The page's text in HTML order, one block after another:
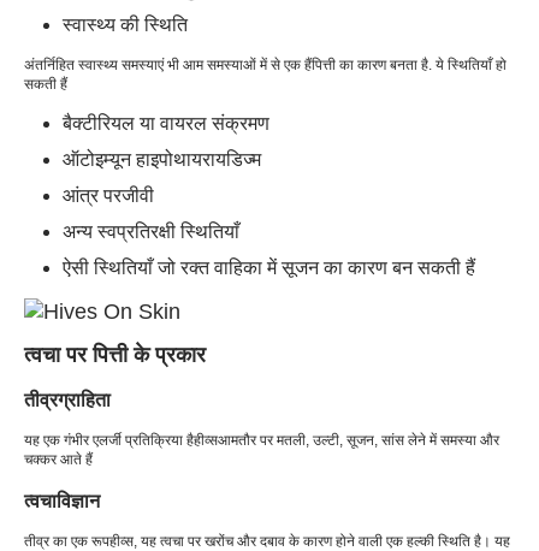
स्वास्थ्य की स्थिति
अंतर्निहित स्वास्थ्य समस्याएं भी आम समस्याओं में से एक हैंपित्ती का कारण बनता है . ये स्थितियाँ हो
सकती हैं
बैक्टीरियल या वायरल संक्रमण
ऑटोइम्यून हाइपोथायरायडिज्म
आंत्र परजीवी
अन्य स्वप्रतिरक्षी स्थितियाँ
ऐसी स्थितियाँ जो रक्त वाहिका में सूजन का कारण बन सकती हैं
त्वचा पर पित्ती के प्रकार
तीव्रग्राहिता
यह एक गंभीर एलर्जी प्रतिक्रिया हैहीव्सआमतौर पर मतली, उल्टी, सूजन, सांस लेने में समस्या और
चक्कर आते हैं
त्वचाविज्ञान
तीव्र का एक रूपहीव्स, यह त्वचा पर खरोंच और दबाव के कारण होने वाली एक हल्की स्थिति है। यह